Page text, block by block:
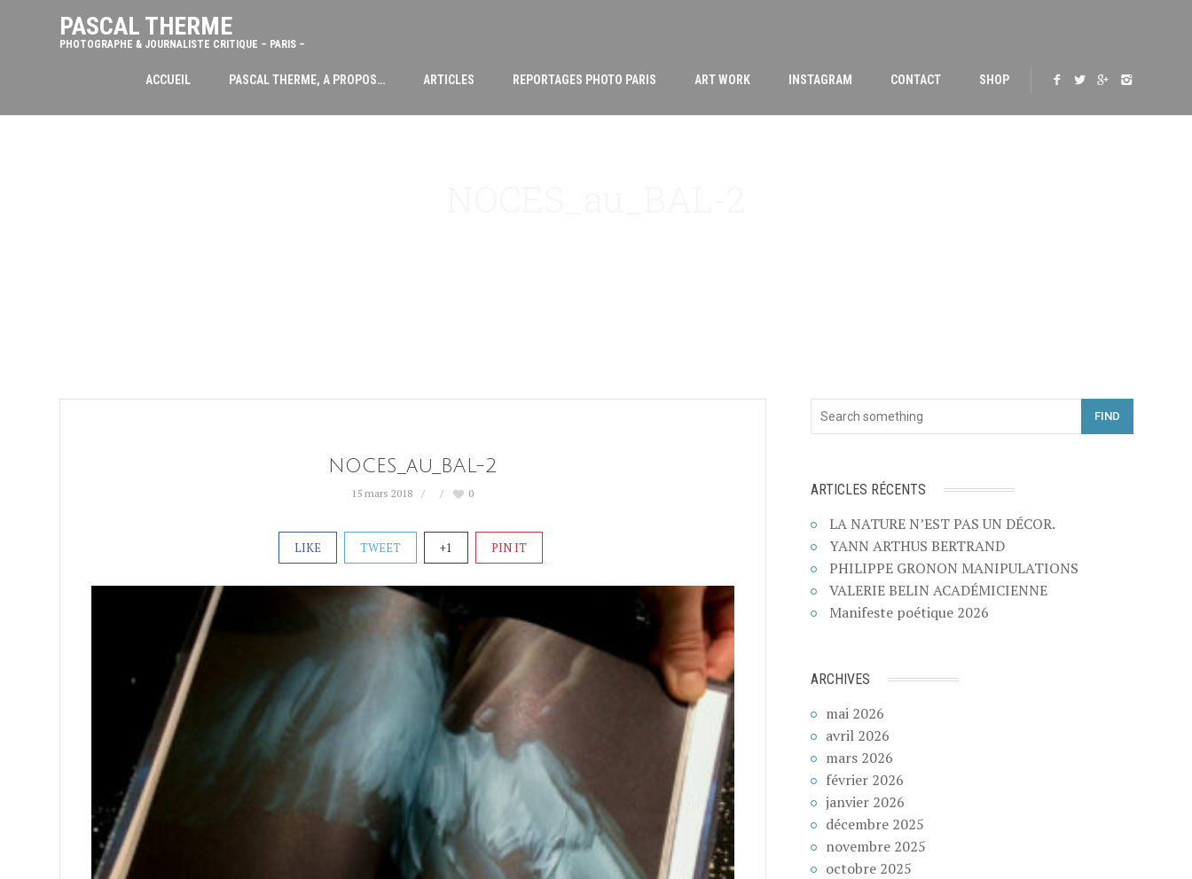
PASCAL THERME
PHOTOGRAPHE & JOURNALISTE CRITIQUE – PARIS –
ACCUEIL PASCAL THERME, A PROPOS… ARTICLES REPORTAGES PHOTO PARIS ART WORK INSTAGRAM CONTACT SHOP
NOCES_au_BAL-2
15 mars 2018 0
LIKE TWEET +1 PIN IT
FIND
ARTICLES RÉCENTS
LA NATURE N’EST PAS UN DÉCOR.
YANN ARTHUS BERTRAND
PHILIPPE GRONON MANIPULATIONS
VALERIE BELIN ACADÉMICIENNE
Manifeste poétique 2026
ARCHIVES
mai 2026
avril 2026
mars 2026
février 2026
janvier 2026
décembre 2025
novembre 2025
octobre 2025